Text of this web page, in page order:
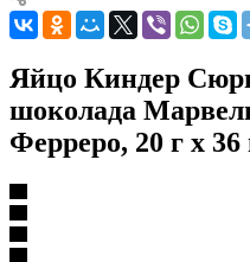
Яйцо Киндер
шоколада
Ферреро, 20 г х